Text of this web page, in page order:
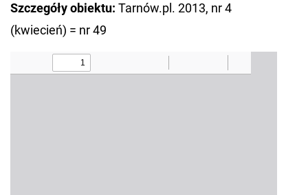
Szczegóły obiektu: Tarnów.pl. 2013, nr 4
(kwiecień) = nr 49